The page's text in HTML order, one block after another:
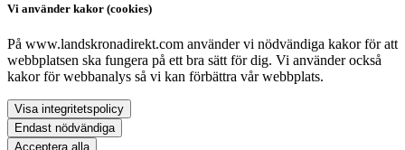
Vi använder kakor (cookies)
På www.landskronadirekt.com använder vi nödvändiga kakor för att
webbplatsen ska fungera på ett bra sätt för dig. Vi använder också
kakor för webbanalys så vi kan förbättra vår webbplats.
Visa integritetspolicy
Endast nödvändiga
Acceptera alla